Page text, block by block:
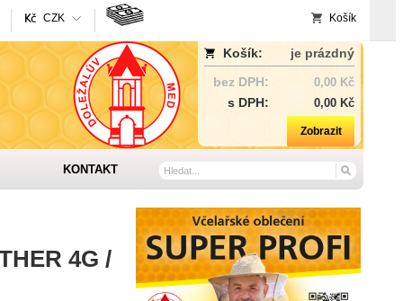
CZK Košík
Košík:
je prázdný
bez DPH:
0,00 Kč
s DPH: 0,00 Kč
Zobrazit
KONTAKT
4G /